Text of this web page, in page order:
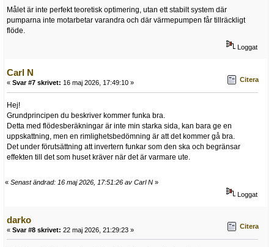
Målet är inte perfekt teoretisk optimering, utan ett stabilt system där
pumparna inte motarbetar varandra och där värmepumpen får tillräckligt
flöde.
Loggat
Carl N
« Svar #7 skrivet: 16 maj 2026, 17:49:10 » Citera
Hej!
Grundprincipen du beskriver kommer funka bra.
Detta med flödesberäkningar är inte min starka sida, kan bara ge en
uppskattning, men en rimlighetsbedömning är att det kommer gå bra.
Det under förutsättning att invertern funkar som den ska och begränsar
effekten till det som huset kräver när det är varmare ute.
« Senast ändrad: 16 maj 2026, 17:51:26 av Carl N »
Loggat
darko
« Svar #8 skrivet: 22 maj 2026, 21:29:23 » Citera